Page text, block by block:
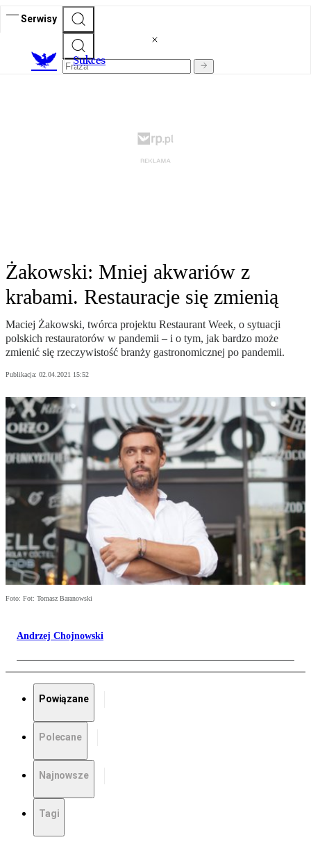
Serwisy
Sukces
Żakowski: Mniej akwariów z
krabami. Restauracje się zmienią
Maciej Żakowski, twórca projektu Restaurant Week, o sytuacji
polskich restauratorów w pandemii – i o tym, jak bardzo może
zmienić się rzeczywistość branży gastronomicznej po pandemii.
Publikacja: 02.04.2021 15:52
Foto: Fot: Tomasz Baranowski
Andrzej Chojnowski
Powiązane
Polecane
Najnowsze
Tagi